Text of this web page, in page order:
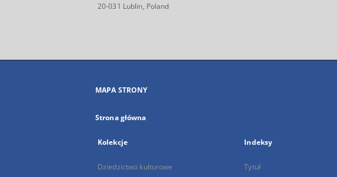
20-031 Lublin, Poland
MAPA STRONY
Strona główna
Kolekcje
Dziedzictwo kulturowe
Indeksy
Tytuł